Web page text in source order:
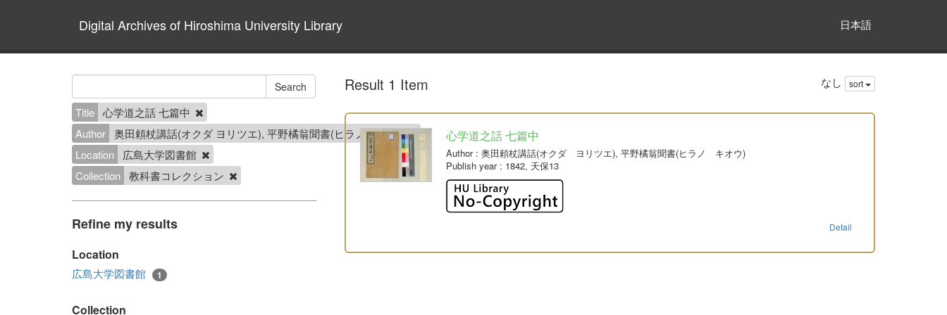
Digital Archives of Hiroshima University Library 日本語
Title 心学道之話 七篇中
Author 奥田頼杖講話(オクダ ヨリツエ), 平野橘翁聞書(ヒラノ キオウ)
Location
広島大学図書館
Collection 教科書コレクション
Refine my results
Location
広島大学図書館 1
Collection
Result 1 Item なし sort
心学道之話 七篇中
Author: 奥田頼杖講話(オクダ ヨリツエ), 平野橘翁聞書(ヒラノ キオウ)
Publish year: 1842, 天保13
Detail